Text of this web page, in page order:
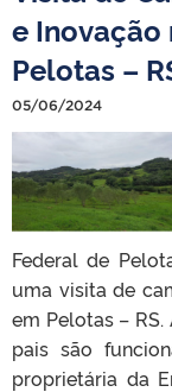
e Inovação
Pelotas –
05/06/2024
Federal de
uma visita de
em Pelotas –
pais são
proprietária da